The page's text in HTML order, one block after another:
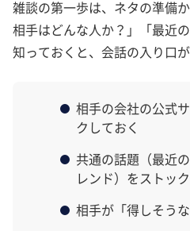
雑談の第一歩は、ネタの準備
相手はどんな人か？」「最近
知っておくと、会話の入り口
相手の会社の公式
クしておく
共通の話題（最近
レンド）をストッ
相手が「得しそう